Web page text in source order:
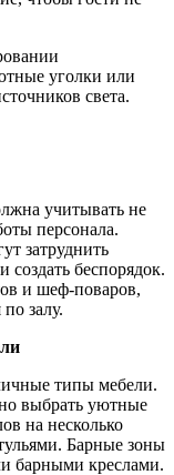
уголки или
света.
учитывать не
персонала.
затруднить
беспорядок.
и шеф-поваров,
залу.
типы мебели.
выбрать уютные
на несколько
Барные зоны
барными креслами.